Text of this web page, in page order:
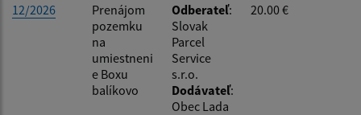
12/2026
Prenájom
pozemku
na
umiestneni
e Boxu
balíkovo
Odberateľ:
Slovak
Parcel
Service
s.r.o.
Dodávateľ:
Obec Lada
20.00 €